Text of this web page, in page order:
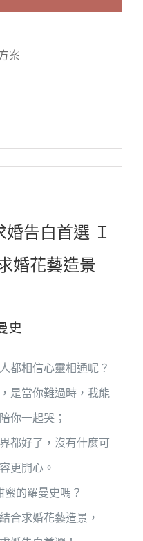
案
告白首選 Ｉ
婚花藝造景
史
都相信心靈相通呢？
是當你難過時，我能
你一起哭；
都好了，沒有什麼可
更開心。
的羅曼史嗎？
合求婚花藝造景，